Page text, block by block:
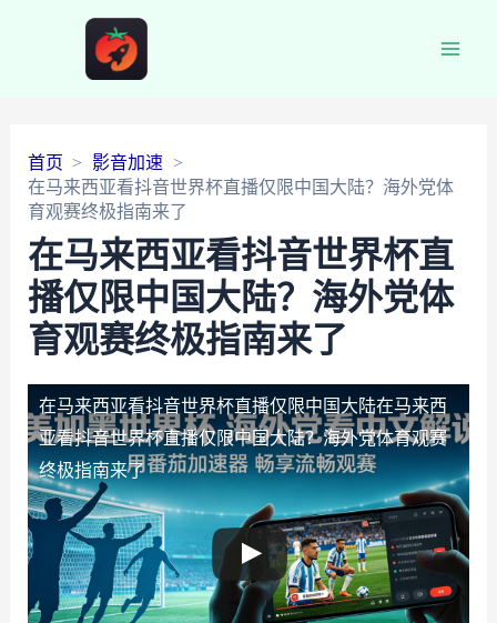
首页
影音加速
在马来西亚看抖音世界杯直播仅限中国大陆？海外党体
育观赛终极指南来了
在马来西亚看抖音世界杯直
播仅限中国大陆？海外党体
育观赛终极指南来了
在马来西亚看抖音世界杯直播仅限中国大陆在马来西
亚看抖音世界杯直播仅限中国大陆？海外党体育观赛
终极指南来了